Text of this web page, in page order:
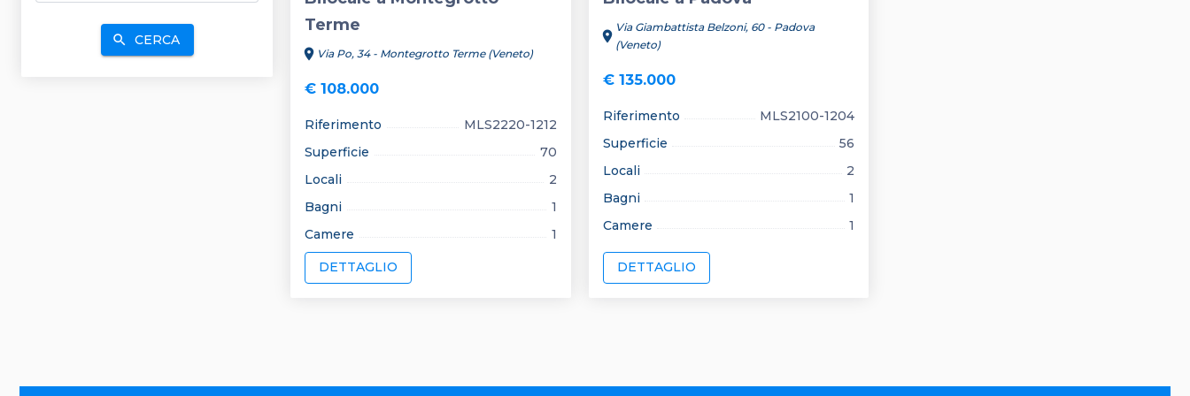
search CERCA
Terme
location_on Via Po, 34 - Montegrotto Terme (Veneto)
€ 108.000
Riferimento
MLS2220-1212
Superficie
70
Locali
2
Bagni
1
Camere
1
DETTAGLIO
location_on
Via Giambattista Belzoni, 60 - Padova
(Veneto)
€ 135.000
Riferimento
MLS2100-1204
Superficie
56
Locali
2
Bagni
1
Camere
1
DETTAGLIO